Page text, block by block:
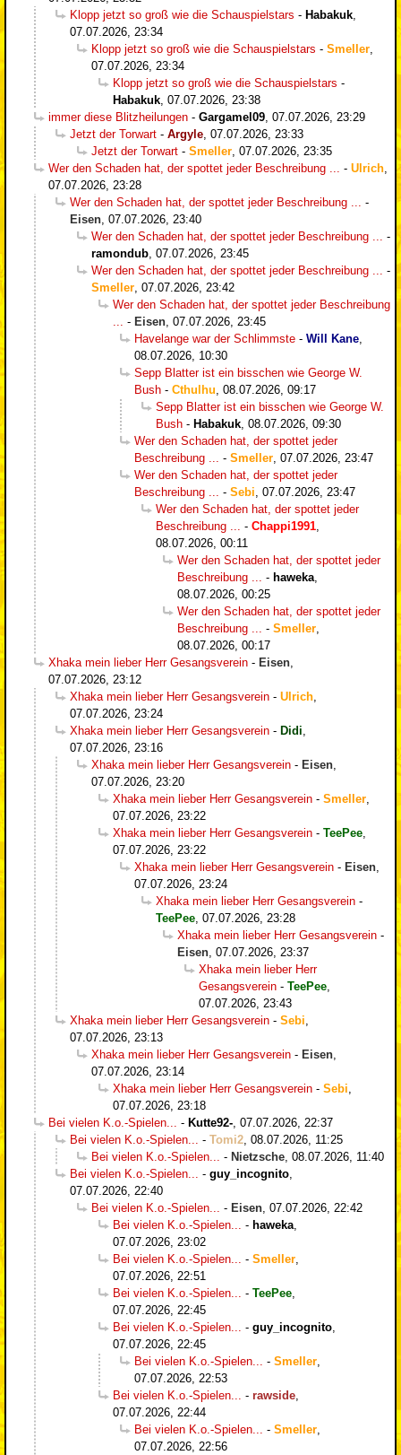
Klopp jetzt so groß wie die Schauspielstars - Habakuk
07.07.2026, 23:34
Klopp jetzt so groß wie die Schauspielstars - Smeller
07.07.2026, 23:34
Klopp jetzt so groß wie die Schauspielstars -
Habakuk 07.07.2026, 23:38
immer diese Blitzheilungen - Gargamel09 07.07.2026, 23:29
Jetzt der Torwart - Argyle 07.07.2026, 23:33
Jetzt der Torwart - Smeller 07.07.2026, 23:35
Wer den Schaden hat, der spottet jeder Beschreibung ...
- Ulrich
07.07.2026, 23:28
Wer den Schaden hat, der spottet jeder Beschreibung ...
-
Eisen 07.07.2026, 23:40
Wer den Schaden hat, der spottet jeder Beschreibung ...
-
ramondub 07.07.2026, 23:45
Wer den Schaden hat, der spottet jeder Beschreibung ...
-
Smeller 07.07.2026, 23:42
Wer den Schaden hat, der spottet jeder Beschreibung
- Eisen 07.07.2026, 23:45
Havelange war der Schlimmste - Will Kane
08.07.2026, 10:30
Sepp Blatter ist ein bisschen wie George W.
Bush - Cthulhu 08.07.2026, 09:17
Sepp Blatter ist ein bisschen wie George W.
Bush - Habakuk 08.07.2026, 09:30
Wer den Schaden hat, der spottet jeder
Beschreibung ...
- Smeller 07.07.2026, 23:47
Wer den Schaden hat, der spottet jeder
Beschreibung ...
- Sebi 07.07.2026, 23:47
Wer den Schaden hat, der spottet jeder
Beschreibung ...
- Chappi1991
08.07.2026, 00:11
Wer den Schaden hat, der spottet jeder
Beschreibung ...
- haweka
08.07.2026, 00:25
Wer den Schaden hat, der spottet jeder
Beschreibung ...
- Smeller
08.07.2026, 00:17
Xhaka mein lieber Herr Gesangsverein - Eisen
07.07.2026, 23:12
Xhaka mein lieber Herr Gesangsverein - Ulrich
07.07.2026, 23:24
Xhaka mein lieber Herr Gesangsverein - Didi
07.07.2026, 23:16
Xhaka mein lieber Herr Gesangsverein - Eisen
07.07.2026, 23:20
Xhaka mein lieber Herr Gesangsverein - Smeller
07.07.2026, 23:22
Xhaka mein lieber Herr Gesangsverein - TeePee
07.07.2026, 23:22
Xhaka mein lieber Herr Gesangsverein - Eisen
07.07.2026, 23:24
Xhaka mein lieber Herr Gesangsverein -
TeePee 07.07.2026, 23:28
Xhaka mein lieber Herr Gesangsverein -
Eisen 07.07.2026, 23:37
Xhaka mein lieber Herr
Gesangsverein - TeePee
07.07.2026, 23:43
Xhaka mein lieber Herr Gesangsverein - Sebi
07.07.2026, 23:13
Xhaka mein lieber Herr Gesangsverein - Eisen
07.07.2026, 23:14
Xhaka mein lieber Herr Gesangsverein - Sebi
07.07.2026, 23:18
Bei vielen K.o.-Spielen...
- Kutte92- 07.07.2026, 22:37
Bei vielen K.o.-Spielen...
- Tomi2 08.07.2026, 11:25
Bei vielen K.o.-Spielen...
- Nietzsche 08.07.2026, 11:40
Bei vielen K.o.-Spielen...
- guy_incognito
07.07.2026, 22:40
Bei vielen K.o.-Spielen...
- Eisen 07.07.2026, 22:42
Bei vielen K.o.-Spielen...
- haweka
07.07.2026, 23:02
Bei vielen K.o.-Spielen...
- Smeller
07.07.2026, 22:51
Bei vielen K.o.-Spielen...
- TeePee
07.07.2026, 22:45
Bei vielen K.o.-Spielen...
- guy_incognito
07.07.2026, 22:45
Bei vielen K.o.-Spielen...
- Smeller
07.07.2026, 22:53
Bei vielen K.o.-Spielen...
- rawside
07.07.2026, 22:44
Bei vielen K.o.-Spielen...
- Smeller
07.07.2026, 22:56